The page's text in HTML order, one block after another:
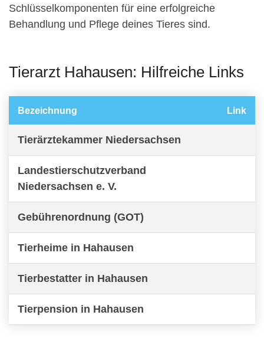
Schlüsselkomponenten für eine erfolgreiche
Behandlung und Pflege deines Tieres sind.
Tierarzt Hahausen: Hilfreiche Links
Bezeichnung Link
Tierärztekammer Niedersachsen
Landestierschutzverband
Niedersachsen e. V.
Gebührenordnung (GOT)
Tierheime in Hahausen
Tierbestatter in Hahausen
Tierpension in Hahausen